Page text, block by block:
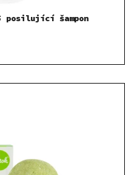
posilující šampon